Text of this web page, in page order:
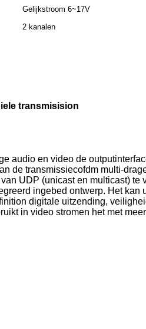
Gelijkstroom 6~17V
2 kanalen
transmisision
audio en video de
de transmissiecofdm multi-
UDP (unicast en multicast) te
ingebed ontwerp. Het kan
digitale uitzending,
in video stromen het met